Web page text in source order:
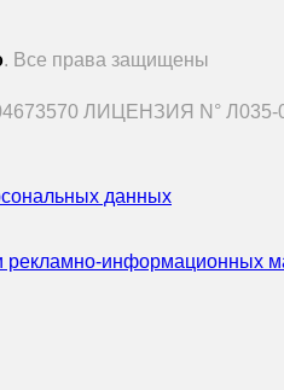
. Все права защищены
ЛИЦЕНЗИЯ N° Л035-
данных
рекламно-информационных